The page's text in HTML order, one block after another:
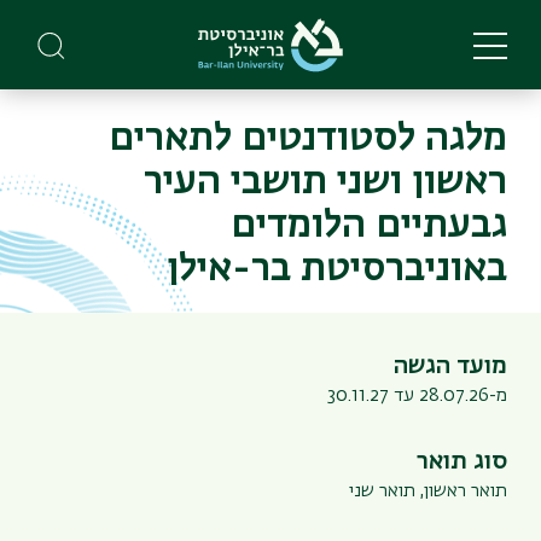
main
מלגה לסטודנטים לתארים
ראשון ושני תושבי העיר
גבעתיים הלומדים
באוניברסיטת בר-אילן
מועד הגשה
מ-28.07.26 עד 30.11.27
סוג תואר
תואר ראשון, תואר שני